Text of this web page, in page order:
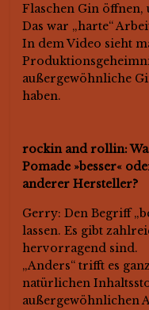
Flaschen Gin öffnen,
Das war „harte“
In dem Video sieht
außergewöhnliche
haben.
rockin and rollin:
Pomade »besser«
anderer Hersteller?
Gerry: Den Begriff
lassen. Es gibt
hervorragend sind.
„Anders“ trifft es
natürlichen
außergewöhnlichen